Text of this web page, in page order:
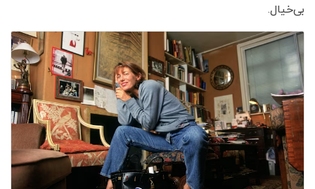
بی‌خیال.